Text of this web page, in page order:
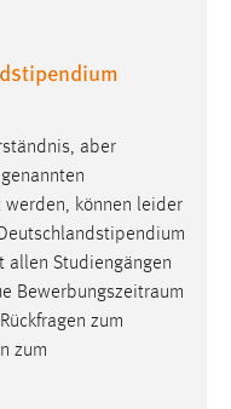
aber
werden, können leider
allen Studiengängen
Bewerbungszeitraum
zum
zum